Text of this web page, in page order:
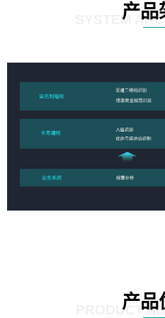
产品
SYSTEM
产品
PRODUCT